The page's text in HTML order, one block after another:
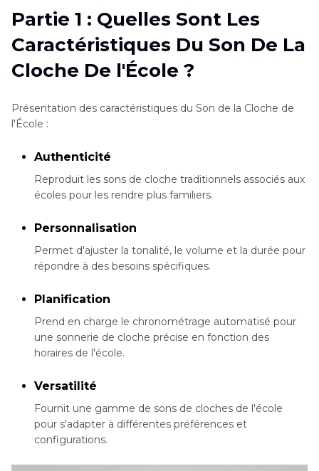
Partie 2: 5 Outils Pratiques pour Obtenir le Son
de la Cloche de l'École
Partie 3: Astuce Bonus - Meilleurs Outils PC
VoicePea IA
Conclusion
Partie 1 : Quelles Sont Les
Caractéristiques Du Son De La
Cloche De l'École ?
Présentation des caractéristiques du Son de la Cloche de
l'École :
Authenticité
Reproduit les sons de cloche traditionnels associés aux
écoles pour les rendre plus familiers.
Personnalisation
Permet d'ajuster la tonalité, le volume et la durée pour
répondre à des besoins spécifiques.
Planification
Prend en charge le chronométrage automatisé pour
une sonnerie de cloche précise en fonction des
horaires de l'école.
Versatilité
Fournit une gamme de sons de cloches de l'école
pour s'adapter à différentes préférences et
configurations.